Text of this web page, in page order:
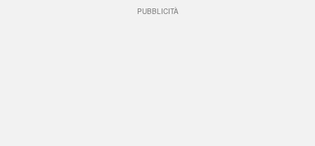
PUBBLICITÀ